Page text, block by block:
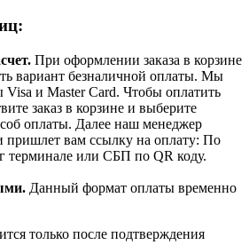
. При оформлении заказа в корзине
вариант безналичной оплаты. Мы
и Master Card. Чтобы оплатить
заказ в корзине и выберите
оплаты. Далее наш менеджер
пришлет вам ссылку на оплату: По
терминале или СБП по QR коду.
Данный формат оплаты временно
только после подтверждения